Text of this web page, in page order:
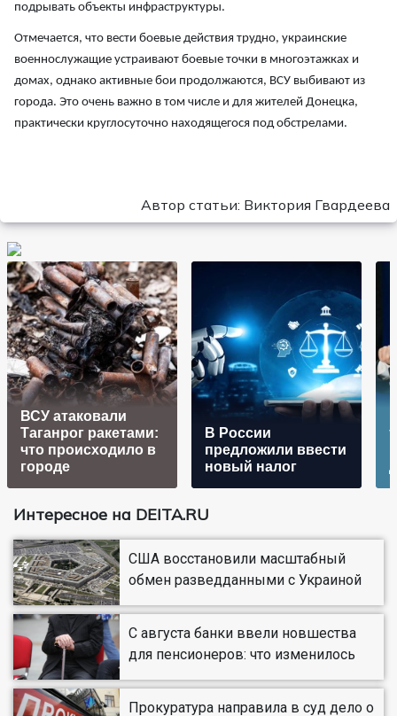
подрывать объекты инфраструктуры.
Отмечается, что вести боевые действия трудно, украинские
военнослужащие устраивают боевые точки в многоэтажках и
домах, однако активные бои продолжаются, ВСУ выбивают из
города. Это очень важно в том числе и для жителей Донецка,
практически круглосуточно находящегося под обстрелами.
Автор статьи: Виктория Гвардеева
ВСУ атаковали
Таганрог ракетами:
что происходило в
городе
В России
предложили ввести
новый налог
Интересное на DEITA.RU
США восстановили масштабный
обмен разведданными с Украиной
С августа банки ввели новшества
для пенсионеров: что изменилось
Прокуратура направила в суд дело о